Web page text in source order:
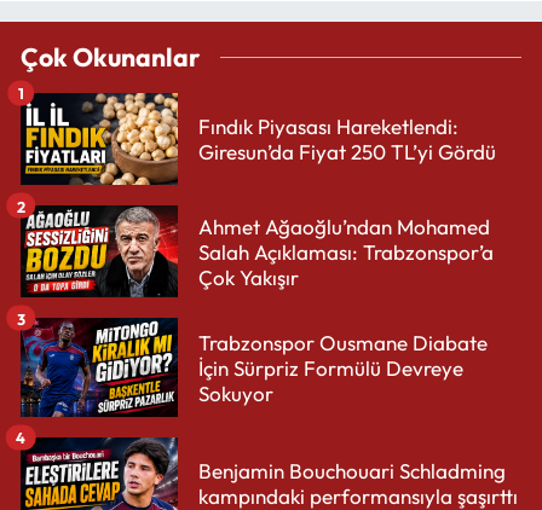
Çok Okunanlar
Fındık Piyasası Hareketlendi:
Giresun’da Fiyat 250 TL’yi Gördü
1
Ahmet Ağaoğlu’ndan Mohamed
Salah Açıklaması: Trabzonspor’a
Çok Yakışır
2
Trabzonspor Ousmane Diabate
İçin Sürpriz Formülü Devreye
Sokuyor
3
Benjamin Bouchouari Schladming
kampındaki performansıyla şaşırttı
4